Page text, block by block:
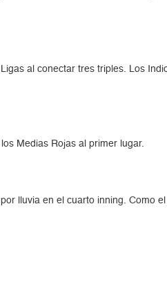
al conectar tres triples. Los
Medias Rojas al primer lugar.
lluvia en el cuarto inning. Como